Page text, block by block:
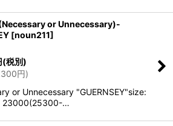
or Unnecessary)-
[noun211]
(税別)
円)
or Unnecessary "GUERNSEY"size:
23000(25300-…